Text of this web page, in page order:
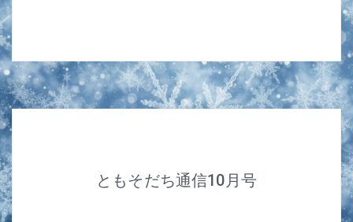
ともそだち通信10月号